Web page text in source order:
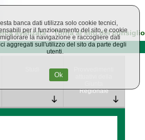
avanzata Torna al sito del consiglio
Regionale
banca dati utilizza solo cookie tecnici,
per il funzionamento del sito, e cookie
la navigazione e raccogliere dati
aggregati sull'utilizzo del sito da parte degli
utenti.
Ok